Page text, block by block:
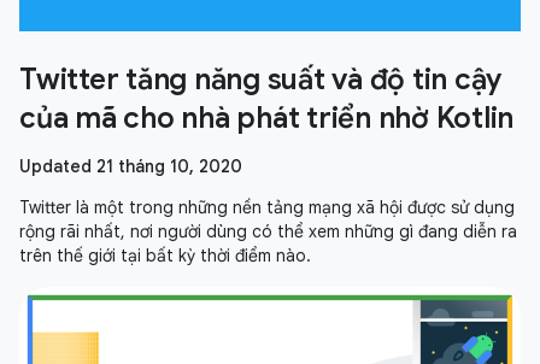
Twitter tăng năng suất và độ tin cậy
của mã cho nhà phát triển nhờ Kotlin
Updated 21 tháng 10, 2020
Twitter là một trong những nền tảng mạng xã hội được sử dụng
rộng rãi nhất, nơi người dùng có thể xem những gì đang diễn ra
trên thế giới tại bất kỳ thời điểm nào.